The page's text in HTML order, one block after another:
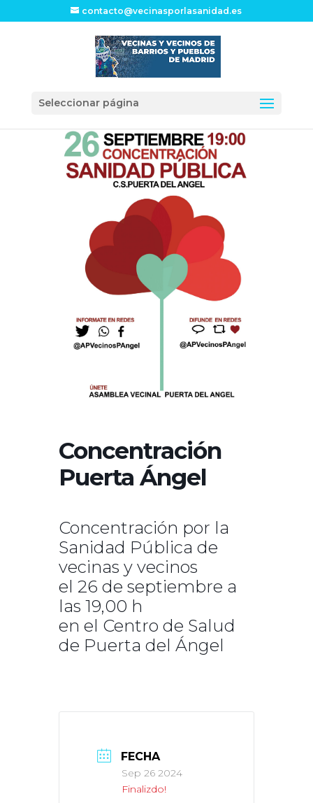
contacto@vecinasporlasanidad.es
Seleccionar página
Concentración
Puerta Ángel
Concentración por la
Sanidad Pública de
vecinas y vecinos
el 26 de septiembre a
las 19,00 h
en el Centro de Salud
de Puerta del Ángel
FECHA
Sep 26 2024
Finalizdo!